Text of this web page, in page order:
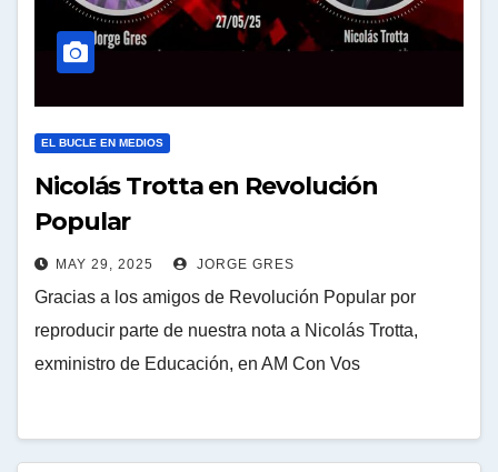
EL BUCLE EN MEDIOS
Nicolás Trotta en Revolución
Popular
MAY 29, 2025 JORGE GRES
Gracias a los amigos de Revolución Popular por
reproducir parte de nuestra nota a Nicolás Trotta,
exministro de Educación, en AM Con Vos